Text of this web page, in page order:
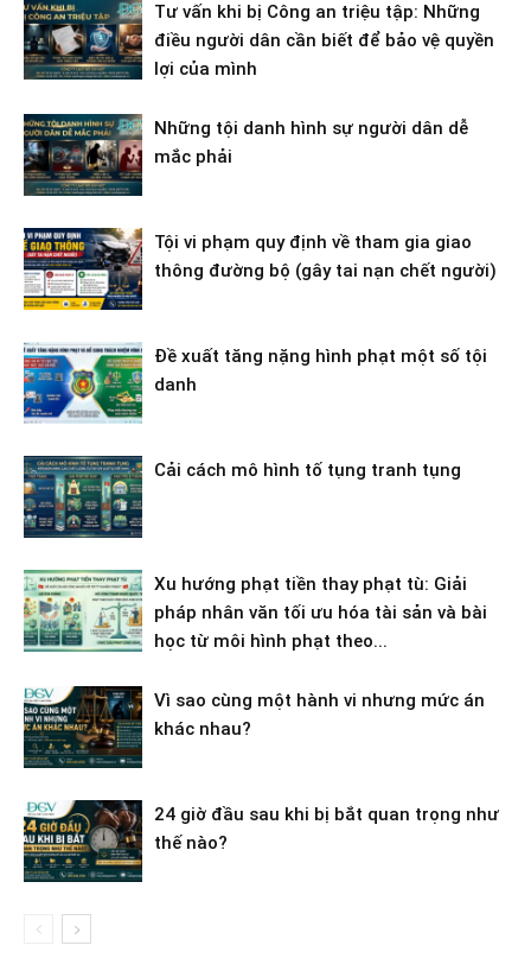
Tư vấn khi bị Công an triệu tập: Những
điều người dân cần biết để bảo vệ quyền
lợi của mình
Những tội danh hình sự người dân dễ
mắc phải
Tội vi phạm quy định về tham gia giao
thông đường bộ (gây tai nạn chết người)
Đề xuất tăng nặng hình phạt một số tội
danh
Cải cách mô hình tố tụng tranh tụng
Xu hướng phạt tiền thay phạt tù: Giải
pháp nhân văn tối ưu hóa tài sản và bài
học từ môi hình phạt theo...
Vì sao cùng một hành vi nhưng mức án
khác nhau?
24 giờ đầu sau khi bị bắt quan trọng như
thế nào?